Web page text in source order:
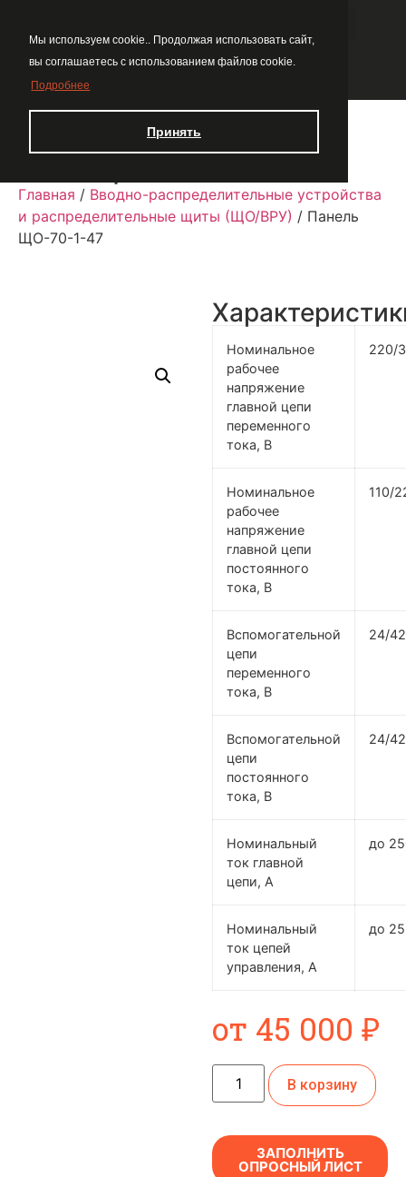
Мы используем cookie.. Продолжая использовать сайт,
вы соглашаетесь с использованием файлов cookie.
Подробнее
Принять
Главная / Вводно-распределительные устройства
и распределительные щиты (ЩО/ВРУ) / Панель
ЩО-70-1-47
Номинальное
рабочее
напряжение
главной цепи
переменного
тока, В
220/
Номинальное
рабочее
напряжение
главной цепи
постоянного
тока, В
110/
Вспомогательной
цепи
переменного
тока, В
24/
Вспомогательной
цепи
постоянного
тока, В
24/
Номинальный
ток главной
цепи, А
до
Номинальный
ток цепей
управления, А
до 25
от 45 000 ₽
В корзину
ЗАПОЛНИТЬ
ОПРОСНЫЙ ЛИСТ